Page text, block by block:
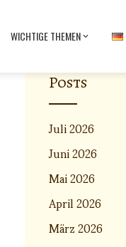
WICHTIGE THEMEN
Posts
Juli 2026
Juni 2026
Mai 2026
April 2026
März 2026